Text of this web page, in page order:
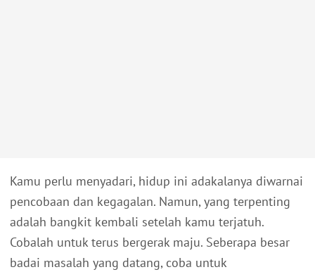
Kamu perlu menyadari, hidup ini adakalanya diwarnai
pencobaan dan kegagalan. Namun, yang terpenting
adalah bangkit kembali setelah kamu terjatuh.
Cobalah untuk terus bergerak maju. Seberapa besar
badai masalah yang datang, coba untuk